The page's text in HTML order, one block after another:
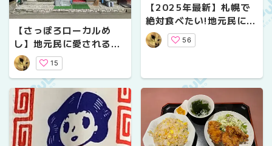
【さっぽろローカルめ
し】地元民に愛される老
舗町中華！北華飯店の
『チャーメン』と『中華
チラシ』
15
【2025年最新】札幌で
絶対食べたい!地元民に愛
される『肉チャーハン』
ラーメン大将の魅力を徹
56